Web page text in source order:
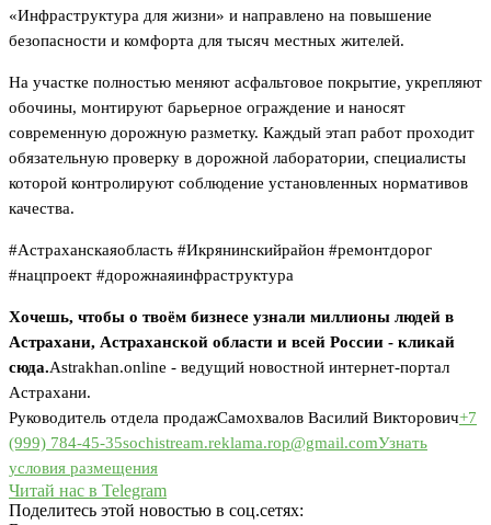
«Инфраструктура для жизни» и направлено на повышение
безопасности и комфорта для тысяч местных жителей.
На участке полностью меняют асфальтовое покрытие, укрепляют
обочины, монтируют барьерное ограждение и наносят
современную дорожную разметку. Каждый этап работ проходит
обязательную проверку в дорожной лаборатории, специалисты
которой контролируют соблюдение установленных нормативов
качества.
#Астраханскаяобласть #Икрянинскийрайон #ремонтдорог
#нацпроект #дорожнаяинфраструктура
Хочешь, чтобы о твоём бизнесе узнали миллионы людей в
Астрахани, Астраханской области и всей России - кликай
сюда.Astrakhan.online - ведущий новостной интернет-портал
Астрахани.
Руководитель отдела продажСамохвалов Василий Викторович+7
(999) 784-45-35sochistream.reklama.rop@gmail.comУзнать
условия размещения
Читай нас в Telegram
Поделитесь этой новостью в соц.сетях: